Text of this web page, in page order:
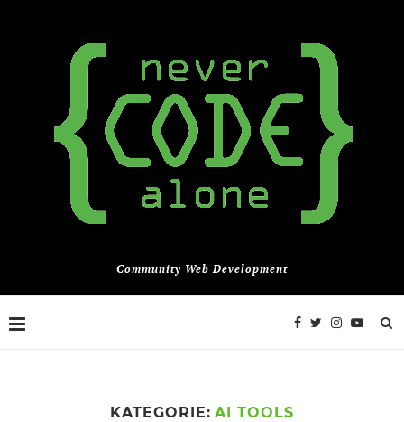
Community Web Development
KATEGORIE: AI TOOLS